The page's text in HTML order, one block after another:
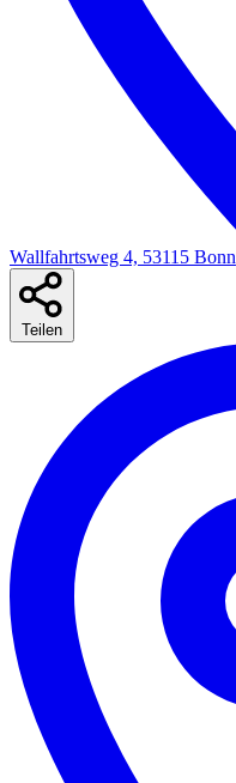
Wallfahrtsweg 4, 53115 Bonn
Teilen